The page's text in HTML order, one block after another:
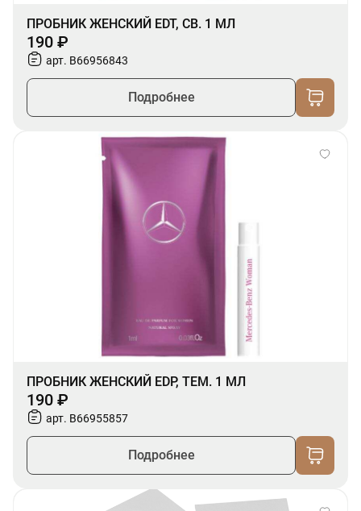
ПРОБНИК ЖЕНСКИЙ EDT, СВ. 1 МЛ
190 ₽
арт. B66956843
Подробнее
ПРОБНИК ЖЕНСКИЙ EDP, ТЕМ. 1 МЛ
190 ₽
арт. B66955857
Подробнее